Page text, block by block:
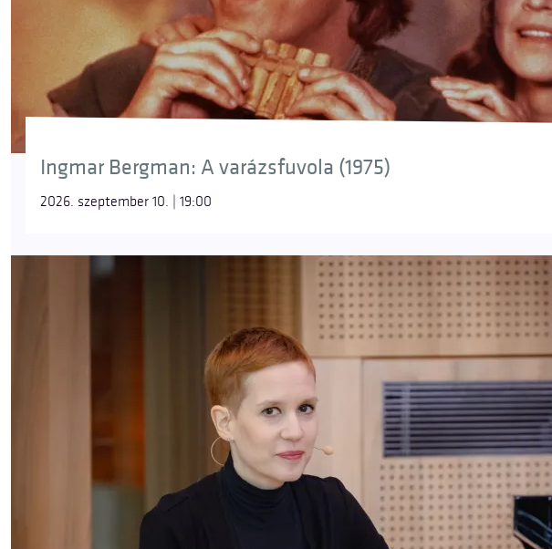
Ingmar Bergman: A varázsfuvola (1975)
2026. szeptember 10. | 19:00